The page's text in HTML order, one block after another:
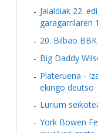
Jaialdiak 22.
garagarrilaren
20. Bilbao
Big Daddy
Plateruena -
ekingo deutso
Lurium
York Bowen